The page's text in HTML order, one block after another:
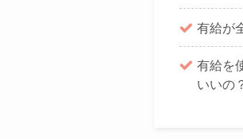
有給が
有給を
いいの